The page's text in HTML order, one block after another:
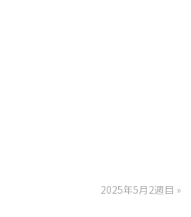
2025年5月2週目 »